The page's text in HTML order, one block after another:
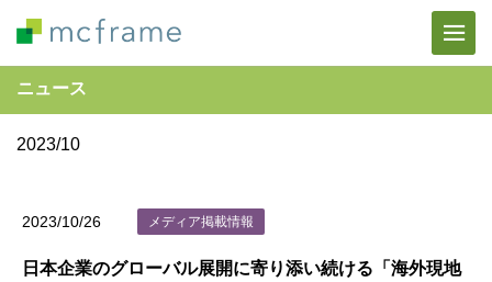
ニュース
2023/10
2023/10/26 メディア掲載情報
日本企業のグローバル展開に寄り添い続ける「海外現地